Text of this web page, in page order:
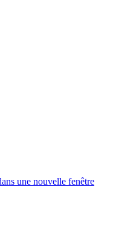
une nouvelle fenêtre